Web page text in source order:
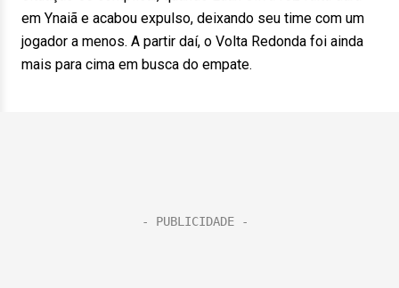
em Ynaiã e acabou expulso, deixando seu time com um
jogador a menos. A partir daí, o Volta Redonda foi ainda
mais para cima em busca do empate.